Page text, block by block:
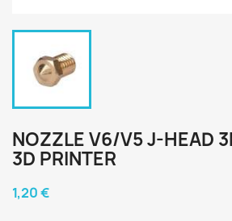
NOZZLE V6/V5 J-HEAD
3D PRINTER
1,20 €